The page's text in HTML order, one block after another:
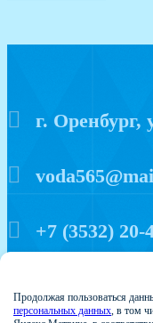
г. Оренбург,
+7 (3532) 20-
Продолжая пользоваться
персональных данных, в том